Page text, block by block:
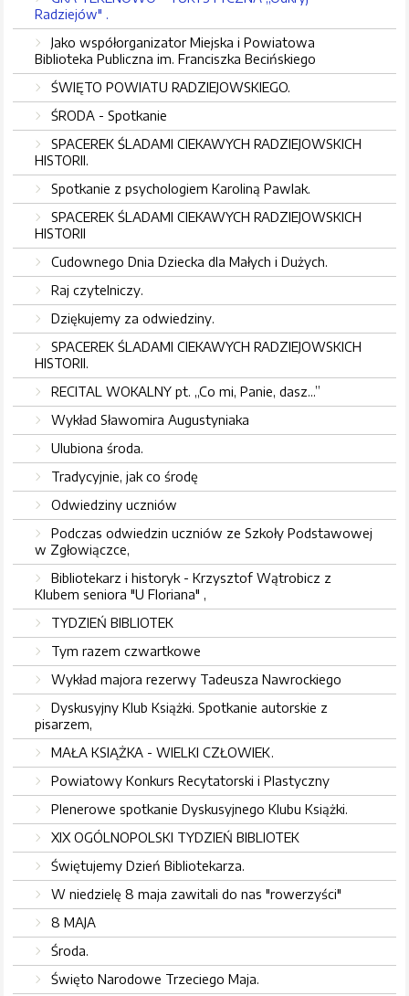
Radziejów" .
Jako współorganizator Miejska i Powiatowa
Biblioteka Publiczna im. Franciszka Becińskiego
ŚWIĘTO POWIATU RADZIEJOWSKIEGO.
ŚRODA - Spotkanie
SPACEREK ŚLADAMI CIEKAWYCH RADZIEJOWSKICH
HISTORII.
Spotkanie z psychologiem Karoliną Pawlak.
SPACEREK ŚLADAMI CIEKAWYCH RADZIEJOWSKICH
HISTORII
Cudownego Dnia Dziecka dla Małych i Dużych.
Raj czytelniczy.
Dziękujemy za odwiedziny.
SPACEREK ŚLADAMI CIEKAWYCH RADZIEJOWSKICH
HISTORII.
RECITAL WOKALNY pt. „Co mi, Panie, dasz...”
Wykład Sławomira Augustyniaka
Ulubiona środa.
Tradycyjnie, jak co środę
Odwiedziny uczniów
Podczas odwiedzin uczniów ze Szkoły Podstawowej
w Zgłowiączce,
Bibliotekarz i historyk - Krzysztof Wątrobicz z
Klubem seniora "U Floriana" ,
TYDZIEŃ BIBLIOTEK
Tym razem czwartkowe
Wykład majora rezerwy Tadeusza Nawrockiego
Dyskusyjny Klub Książki. Spotkanie autorskie z
pisarzem,
MAŁA KSIĄŻKA - WIELKI CZŁOWIEK.
Powiatowy Konkurs Recytatorski i Plastyczny
Plenerowe spotkanie Dyskusyjnego Klubu Książki.
XIX OGÓLNOPOLSKI TYDZIEŃ BIBLIOTEK
Świętujemy Dzień Bibliotekarza.
W niedzielę 8 maja zawitali do nas "rowerzyści"
8 MAJA
Środa.
Święto Narodowe Trzeciego Maja.